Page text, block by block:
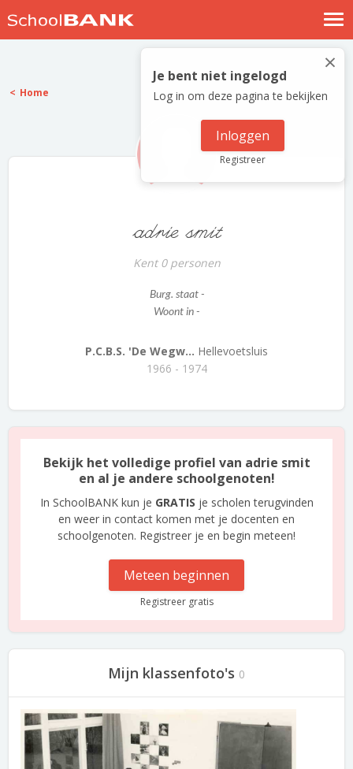
Nostalgische verhalen
Log in
Meld je gratis aan
×
Je bent niet ingelogd
Log in om deze pagina te bekijken
Inloggen
Registreer
Home
adrie smit
Kent 0 personen
Burg. staat -
Woont in -
P.C.B.S. 'De Wegw... Hellevoetsluis
1966 - 1974
Bekijk het volledige profiel van adrie smit
en al je andere schoolgenoten!
In SchoolBANK kun je GRATIS je scholen terugvinden
en weer in contact komen met je docenten en
schoolgenoten. Registreer je en begin meteen!
Meteen beginnen
Registreer gratis
Mijn klassenfoto's 0